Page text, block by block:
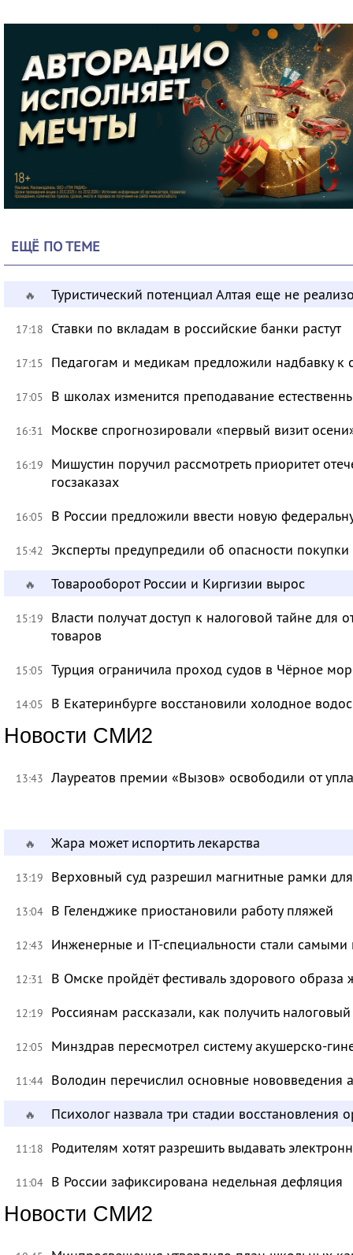
ЕЩЁ ПО ТЕМЕ
🔥 Туристический потенциал Алтая еще не
17:18 Ставки по вкладам в российские банки растут
17:15 Педагогам и медикам предложили надбавку к
17:05 В школах изменится преподавание
16:31 Москве спрогнозировали «первый визит
16:19
Мишустин поручил рассмотреть приоритет
госзаказах
16:05 В России предложили ввести новую
15:42 Эксперты предупредили об опасности
🔥 Товарооборот России и Киргизии вырос
15:19
Власти получат доступ к налоговой тайне для
товаров
15:05 Турция ограничила проход судов в Чёрное
14:05 В Екатеринбурге восстановили холодное
Новости СМИ2
13:43 Лауреатов премии «Вызов» освободили от
🔥 Жара может испортить лекарства
13:19 Верховный суд разрешил магнитные рамки
13:04 В Геленджике приостановили работу пляжей
12:43 Инженерные и IT-специальности стали
12:31 В Омске пройдёт фестиваль здорового
12:19 Россиянам рассказали, как получить
12:05 Минздрав пересмотрел систему акушерско-
11:44 Володин перечислил основные нововведения
🔥 Психолог назвала три стадии восстановления
11:18 Родителям хотят разрешить выдавать
11:04 В России зафиксирована недельная дефляция
Новости СМИ2